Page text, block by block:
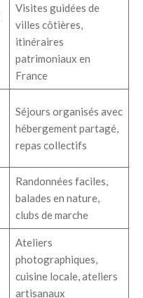
Visites guidées de
villes côtières,
itinéraires
patrimoniaux en
France
Séjours organisés avec
hébergement partagé,
repas collectifs
Randonnées faciles,
balades en nature,
clubs de marche
Ateliers
photographiques,
cuisine locale, ateliers
artisanaux